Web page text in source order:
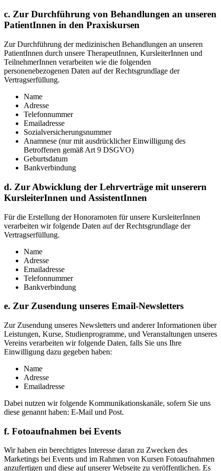
c. Zur Durchführung von Behandlungen an unseren
PatientInnen in den Praxiskursen
Zur Durchführung der medizinischen Behandlungen an unseren
PatientInnen durch unsere TherapeutInnen, KursleiterInnen und
TeilnehmerInnen verarbeiten wie die folgenden
personenebezogenen Daten auf der Rechtsgrundlage der
Vertragserfüllung.
Name
Adresse
Telefonnummer
Emailadresse
Sozialversicherungsnummer
Anamnese (nur mit ausdrücklicher Einwilligung des
Betroffenen gemäß Art 9 DSGVO)
Geburtsdatum
Bankverbindung
d. Zur Abwicklung der Lehrverträge mit unserern
KursleiterInnen und AssistentInnen
Für die Erstellung der Honorarnoten für unsere KursleiterInnen
verarbeiten wir folgende Daten auf der Rechtsgrundlage der
Vertragserfüllung.
Name
Adresse
Emailadresse
Telefonnummer
Bankverbindung
e. Zur Zusendung unseres Email-Newsletters
Zur Zusendung unseres Newsletters und anderer Informationen über
Leistungen, Kurse, Studienprogramme, und Veranstaltungen unseres
Vereins verarbeiten wir folgende Daten, falls Sie uns Ihre
Einwilligung dazu gegeben haben:
Name
Adresse
Emailadresse
Dabei nutzen wir folgende Kommunikationskanäle, sofern Sie uns
diese genannt haben: E-Mail und Post.
f. Fotoaufnahmen bei Events
Wir haben ein berechtigtes Interesse daran zu Zwecken des
Marketings bei Events und im Rahmen von Kursen Fotoaufnahmen
anzufertigen und diese auf unserer Webseite zu veröffentlichen. Es